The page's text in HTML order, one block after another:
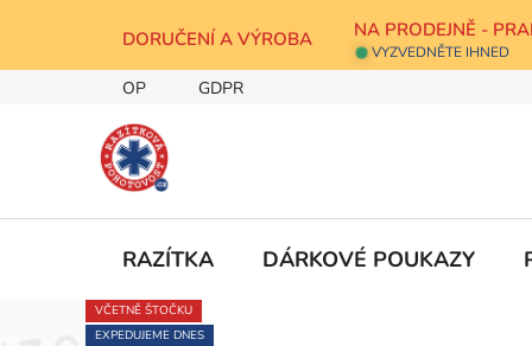
obsah
DORUČENÍ A VÝROBA NA PRODEJNĚ -
VYZVEDNĚTE IHNED
OP GDPR
RAZÍTKA DÁRKOVÉ POUKAZY
VČETNĚ ŠTOČKU
EXPEDUJEME DNES